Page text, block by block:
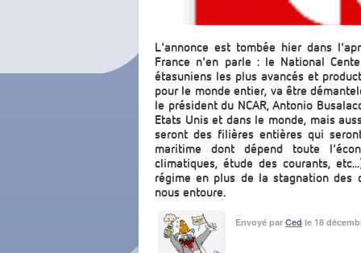
L'annonce est tombée hier dans
France n'en parle : le National
étasuniens les plus avancés et
pour le monde entier, va être
le président du NCAR, Antonio
Etats Unis et dans le monde, mais
seront des filières entières qui
maritime dont dépend toute
climatiques, étude des courants,
régime en plus de la stagnation des
nous entoure.
Envoyé par Ced le 18